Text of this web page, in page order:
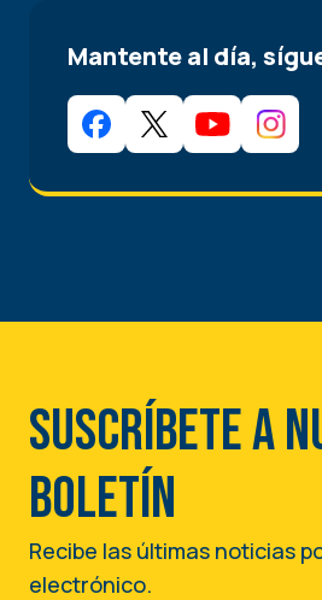
Mantente al día,
Suscríbete a
boletín
Recibe las últimas noticias
electrónico.